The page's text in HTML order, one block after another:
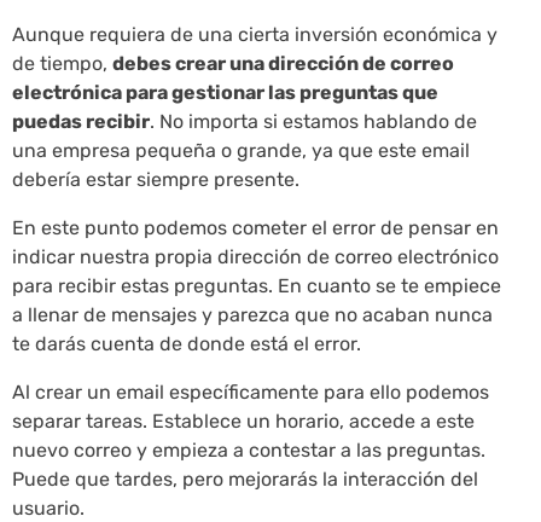
Aunque requiera de una cierta inversión económica y
de tiempo, debes crear una dirección de correo
electrónica para gestionar las preguntas que
puedas recibir. No importa si estamos hablando de
una empresa pequeña o grande, ya que este email
debería estar siempre presente.
En este punto podemos cometer el error de pensar en
indicar nuestra propia dirección de correo electrónico
para recibir estas preguntas. En cuanto se te empiece
a llenar de mensajes y parezca que no acaban nunca
te darás cuenta de donde está el error.
Al crear un email específicamente para ello podemos
separar tareas. Establece un horario, accede a este
nuevo correo y empieza a contestar a las preguntas.
Puede que tardes, pero mejorarás la interacción del
usuario.